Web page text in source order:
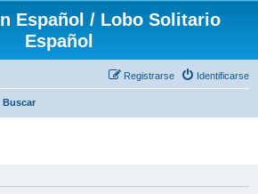
Español / Lobo Solitario
Español
Identificarse
Registrarse
Buscar